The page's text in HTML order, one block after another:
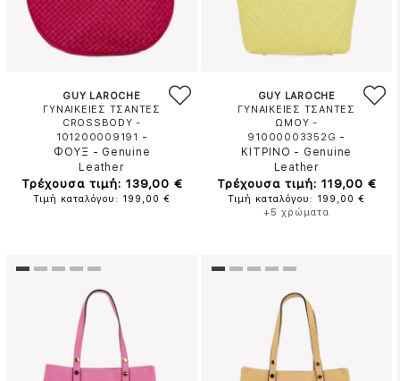
GUY LAROCHE
ΓΥΝΑΙΚΕΙΕΣ ΤΣΑΝΤΕΣ
CROSSBODY -
101200009191 -
ΦΟΥΞ - Genuine
Leather
Τρέχουσα τιμή: 139,00 €
Τιμή καταλόγου: 199,00 €
GUY LAROCHE
ΓΥΝΑΙΚΕΙΕΣ ΤΣΑΝΤΕΣ
ΩΜΟΥ -
91000003352G -
ΚΙΤΡΙΝΟ - Genuine
Leather
Τρέχουσα τιμή: 119,00 €
Τιμή καταλόγου: 199,00 €
+5 χρώματα